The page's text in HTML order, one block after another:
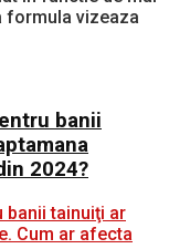
formula vizeaza
banii
2024?